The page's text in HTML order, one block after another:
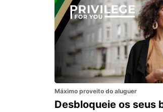
LUEBECK
LUEBECK - GERMANY
Máximo proveito do aluguer
Desbloqueie os seus